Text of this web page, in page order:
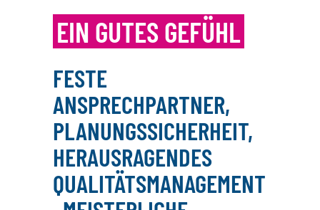
EIN GUTES GEFÜHL
FESTE
ANSPRECHPARTNER,
PLANUNGSSICHERHEIT,
HERAUSRAGENDES
QUALITÄTSMANAGEMENT